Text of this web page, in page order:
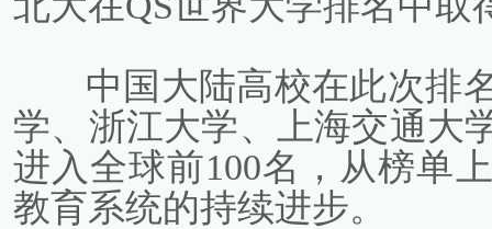
中国大陆高校在此次排
学、浙江大学、上海交通大
进入全球前100名，从榜单
教育系统的持续进步。